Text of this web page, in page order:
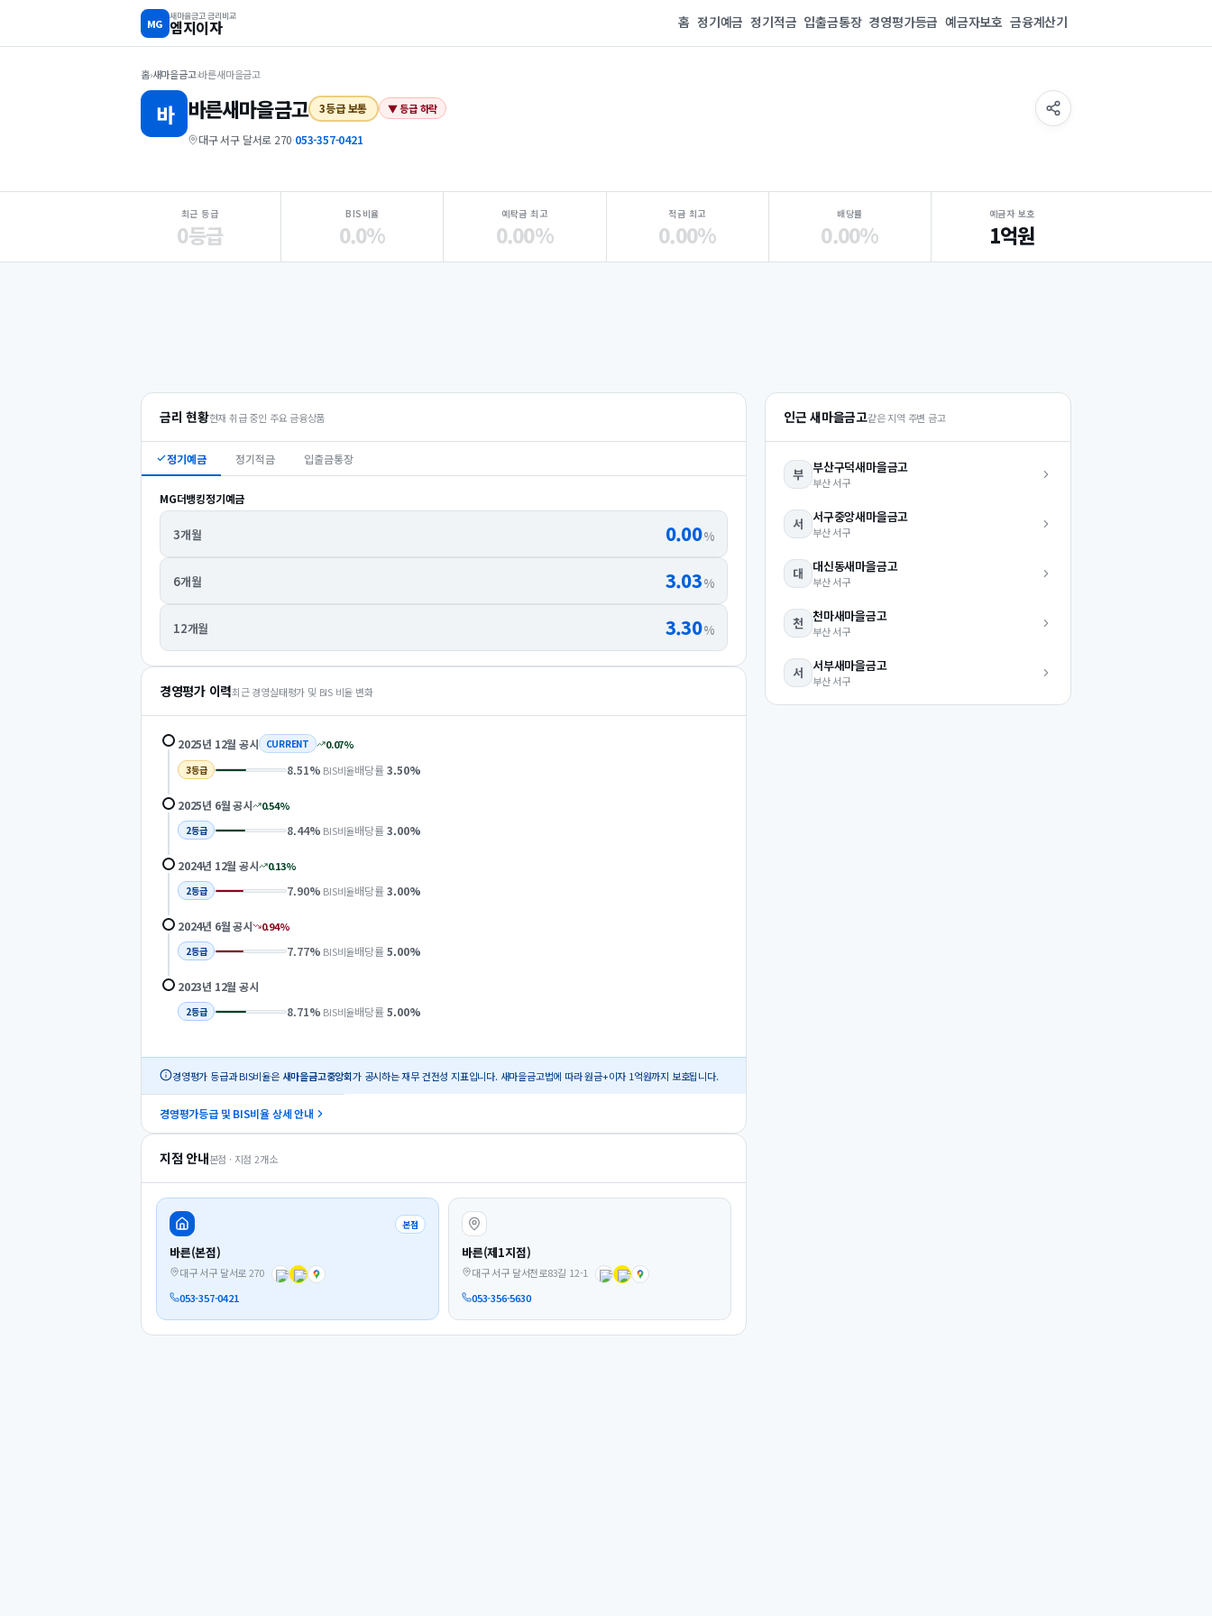
MG
새마을금고 금리비교
엠지이자 홈 정기예금 정기적금 입출금통장 경영평가등급 예금자보호 금융계산기
홈›새마을금고›바른새마을금고
바 바른새마을금고 3등급 보통 ▼ 등급 하락
대구 서구 달서로 270·053-357-0421
최근 등급
0등급
BIS비율
0.0%
예탁금 최고
0.00%
적금 최고
0.00%
배당률
0.00%
예금자 보호
1억원
금리 현황현재 취급 중인 주요 금융상품
정기예금 정기적금 입출금통장
MG더뱅킹정기예금
3개월 0.00%
6개월 3.03%
12개월 3.30%
경영평가 이력최근 경영실태평가 및 BIS 비율 변화
2025년 12월 공시 CURRENT 0.07%
3등급 8.51% BIS비율배당률 3.50%
2025년 6월공시 0.54%
2등급 8.44% BIS비율배당률 3.00%
2024년 12월 공시 0.13%
2등급 7.90% BIS비율배당률 3.00%
2024년 6월공시 0.94%
2등급 7.77% BIS비율배당률 5.00%
2023년 12월 공시
2등급 8.71% BIS비율배당률 5.00%
경영평가 등급과 BIS비율은 새마을금고중앙회가 공시하는 재무 건전성 지표입니다. 새마을금고법에 따라 원금+이자 1억원까지 보호됩니다.
경영평가등급 및 BIS비율 상세 안내
지점 안내본점 · 지점 2개소
본점
바른(본점)
대구 서구 달서로 270
053-357-0421
바른(제1지점)
대구 서구 달서천로83길 12-1
053-356-5630
인근 새마을금고같은 지역 주변 금고
부 부산구덕새마을금고
부산 서구
서 서구중앙새마을금고
부산 서구
대 대신동새마을금고
부산 서구
천 천마새마을금고
부산 서구
서 서부새마을금고
부산 서구